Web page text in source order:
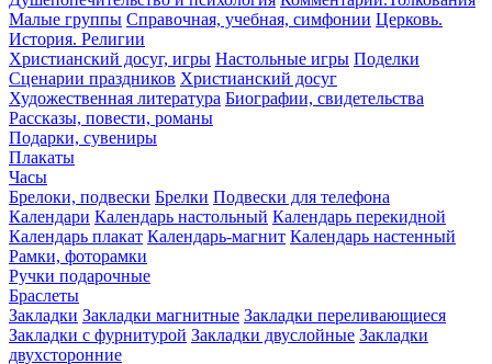
Малые группы Справочная, учебная, симфонии Церковь.
История. Религии
Христианский досуг, игры Настольные игры Поделки
Сценарии праздников Христианский досуг
Художественная литература Биографии, свидетельства
Рассказы, повести, романы
Подарки, сувениры
Плакаты
Часы
Брелоки, подвески Брелки Подвески для телефона
Календари Календарь настольный Календарь перекидной
Календарь плакат Календарь-магнит Календарь настенный
Рамки, фоторамки
Ручки подарочные
Браслеты
Закладки Закладки магнитные Закладки переливающиеся
Закладки с фурнитурой Закладки двуслойные Закладки
двухсторонние